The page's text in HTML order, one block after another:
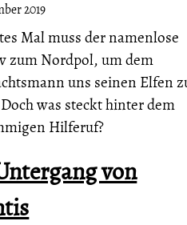
2019
Mal muss der namenlose
zum Nordpol, um dem
uns seinen Elfen
was steckt hinter dem
Hilferuf?
von